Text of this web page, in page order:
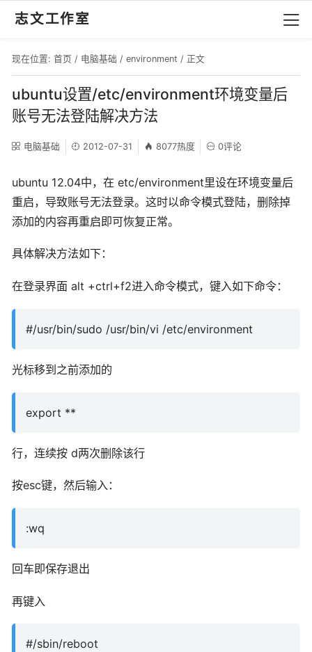
志文工作室
现在位置: 首页 / 电脑基础 / environment / 正文
ubuntu设置/etc/environment环境变量后
账号无法登陆解决方法
电脑基础 2012-07-31 8077热度 0评论
ubuntu 12.04中，在 etc/environment里设在环境变量后
重启，导致账号无法登录。这时以命令模式登陆，删除掉
添加的内容再重启即可恢复正常。
具体解决方法如下：
在登录界面 alt +ctrl+f2进入命令模式，键入如下命令：
#/usr/bin/sudo /usr/bin/vi /etc/environment
光标移到之前添加的
export **
行，连续按 d两次删除该行
按esc键，然后输入：
:wq
回车即保存退出
再键入
#/sbin/reboot